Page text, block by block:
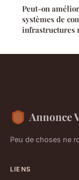
Peut-on
systèmes de
infrastructures
Annonce
Peu de choses ne
LIENS